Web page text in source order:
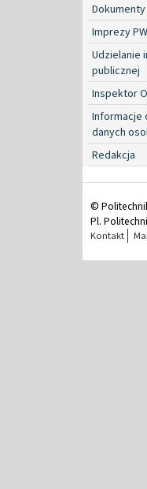
Imprezy PW
Udzielanie
publicznej
Inspektor
Informacje
danych
Redakcja
©
Pl.
Kontakt